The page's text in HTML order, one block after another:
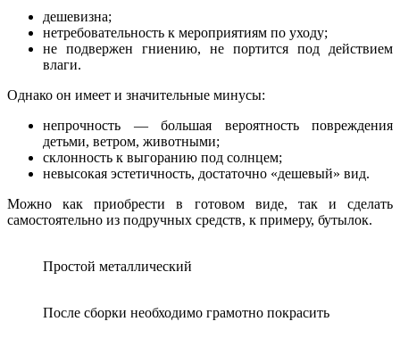
дешевизна;
нетребовательность к мероприятиям по уходу;
не подвержен гниению, не портится под действием
влаги.
Однако он имеет и значительные минусы:
непрочность — большая вероятность повреждения
детьми, ветром, животными;
склонность к выгоранию под солнцем;
невысокая эстетичность, достаточно «дешевый» вид.
Можно как приобрести в готовом виде, так и сделать
самостоятельно из подручных средств, к примеру, бутылок.
Простой металлический
После сборки необходимо грамотно покрасить